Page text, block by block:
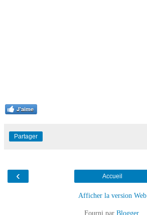
J'aime
Partager
‹ Accueil
Afficher la version Web
Fourni par Blogger.